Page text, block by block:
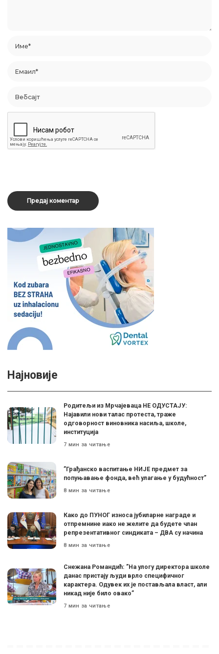
Најновије
Родитељи из Мрчајеваца НЕ ОДУСТАЈУ:
Најавили нови талас протеста, траже
одговорност виновника насиља, школе,
институција
7 мин за читање
”Грађанско васпитање НИЈЕ предмет за
попуњавање фонда, већ улагање у будућност”
8 мин за читање
Како до ПУНОГ износа јубиларне награде и
отпремнине иако не желите да будете члан
репрезентативног синдиката – ДВА су начина
8 мин за читање
Снежана Романдић: ”На улогу директора школе
данас пристају људи врло специфичног
карактера. Одувек их је постављала власт, али
никад није било овако”
7 мин за читање